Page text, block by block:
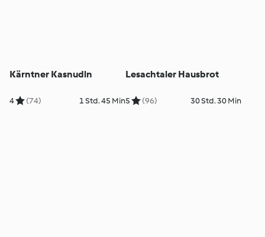
Kärntner Kasnudln
4 (74) 1 Std. 45 Min
Lesachtaler Hausbrot
5 (96) 30 Std. 30 Min